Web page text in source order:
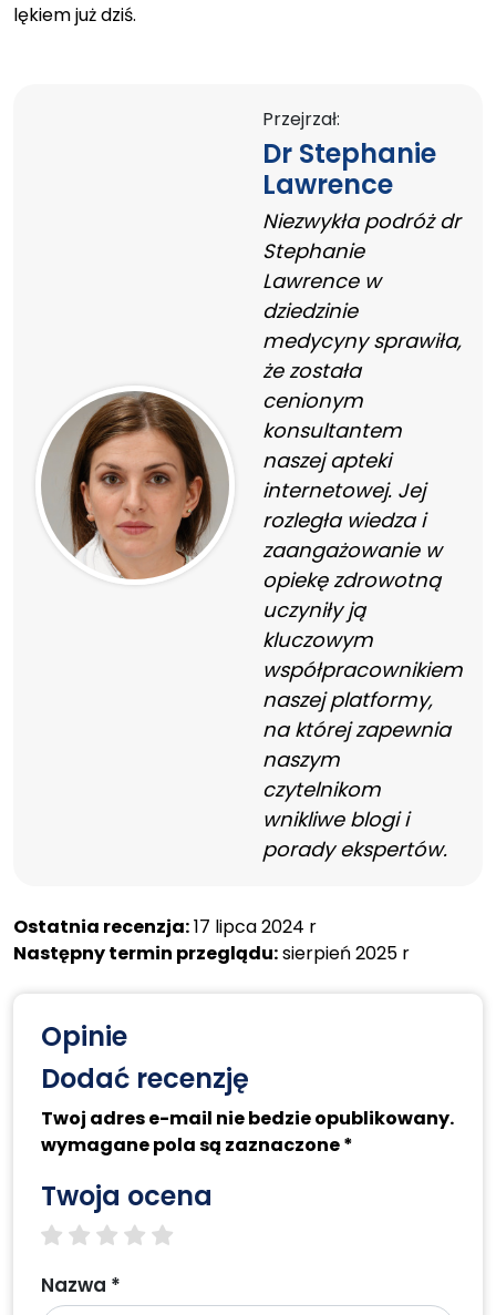
lękiem już dziś.
Przejrzał:
Dr Stephanie
Lawrence
Niezwykła podróż dr
Stephanie
Lawrence w
dziedzinie
medycyny sprawiła,
że została
cenionym
konsultantem
naszej apteki
internetowej. Jej
rozległa wiedza i
zaangażowanie w
opiekę zdrowotną
uczyniły ją
kluczowym
współpracownikiem
naszej platformy,
na której zapewnia
naszym
czytelnikom
wnikliwe blogi i
porady ekspertów.
Ostatnia recenzja:17 lipca 2024 r
Następny termin przeglądu:sierpień 2025 r
Opinie
Dodać recenzję
Twoj adres e-mail nie bedzie opublikowany.
wymagane pola są zaznaczone *
Twoja ocena
4 stars
3 stars
2 stars
1 star
Nazwa *